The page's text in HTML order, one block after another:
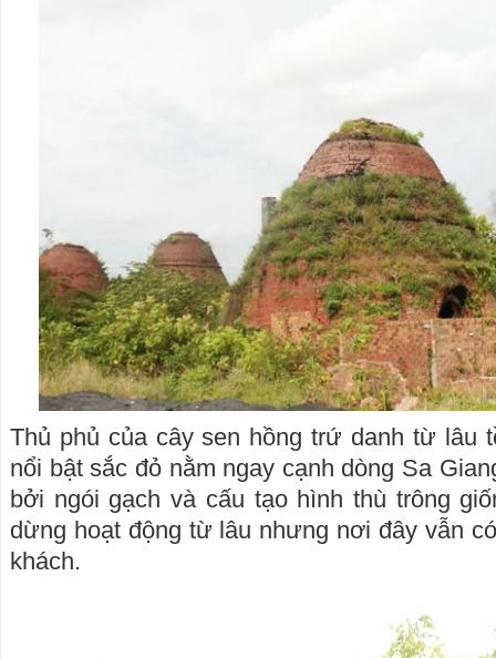
Thủ phủ của cây sen hồng trứ danh từ lâu
nổi bật sắc đỏ nằm ngay cạnh dòng Sa
bởi ngói gạch và cấu tạo hình thù trông
dừng hoạt động từ lâu nhưng nơi đây vẫn
khách.